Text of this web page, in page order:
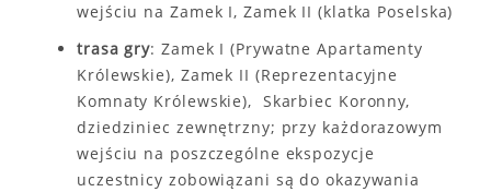
wejściu na Zamek I, Zamek II (klatka Poselska)
trasa gry: Zamek I (Prywatne Apartamenty
Królewskie), Zamek II (Reprezentacyjne
Komnaty Królewskie), Skarbiec Koronny,
dziedziniec zewnętrzny; przy każdorazowym
wejściu na poszczególne ekspozycje
uczestnicy zobowiązani są do okazywania